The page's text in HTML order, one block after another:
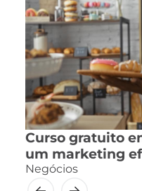
Curso gratuito
um marketing
Negócios